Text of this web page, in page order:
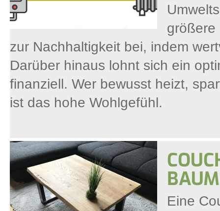
größere
zur Nachhaltigkeit bei, indem
Darüber hinaus lohnt sich ein
finanziell. Wer bewusst heizt,
ist das hohe Wohlgefühl.
Eine